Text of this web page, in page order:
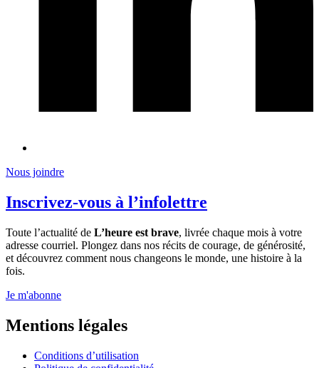
Nous joindre
Inscrivez-vous à l’infolettre
Toute l’actualité de L’heure est brave, livrée chaque mois à votre
adresse courriel. Plongez dans nos récits de courage, de générosité,
et découvrez comment nous changeons le monde, une histoire à la
fois.
Je m'abonne
Mentions légales
Conditions d’utilisation